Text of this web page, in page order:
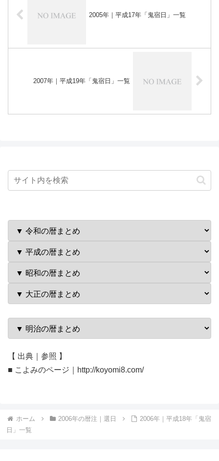
2005年｜平成17年「鬼宿日」一覧
2007年｜平成19年「鬼宿日」一覧
【 出典｜参照 】
■ こよみのページ｜http://koyomi8.com/
ホーム 2006年の暦注｜選日
2006年｜平成18年「鬼宿
日」一覧